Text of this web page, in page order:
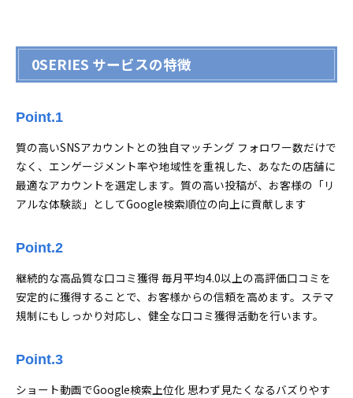
0SERIES サービスの特徴
Point.1
質の高いSNSアカウントとの独自マッチング フォロワー数だけで
なく、エンゲージメント率や地域性を重視した、あなたの店舗に
最適なアカウントを選定します。質の高い投稿が、お客様の「リ
アルな体験談」としてGoogle検索順位の向上に貢献します
Point.2
継続的な高品質な口コミ獲得 毎月平均4.0以上の高評価口コミを
安定的に獲得することで、お客様からの信頼を高めます。ステマ
規制にもしっかり対応し、健全な口コミ獲得活動を行います。
Point.3
ショート動画でGoogle検索上位化 思わず見たくなるバズりやす